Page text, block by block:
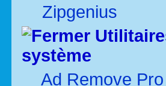
Zipgenius
système
Ad Remove Pro